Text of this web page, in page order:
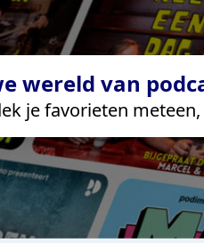
wereld van
je favorieten